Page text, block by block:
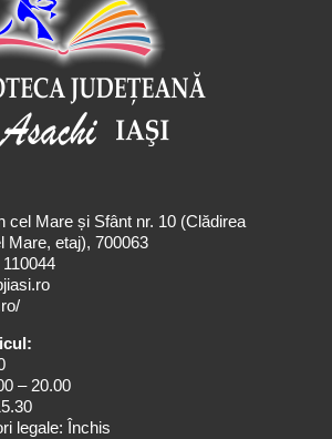
cel Mare și Sfânt nr. 10 (Clădirea
Mare, etaj), 700063
– 20.00
legale: Închis